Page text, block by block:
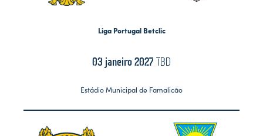
Liga Portugal Betclic
03 janeiro 2027 TBD
Estádio Municipal de Famalicão